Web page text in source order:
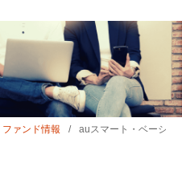
ファンド情報 auスマート・ベーシッ